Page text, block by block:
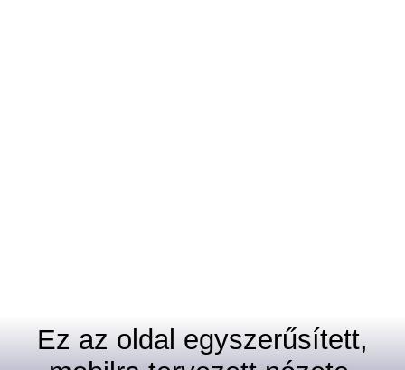
Ez az oldal egyszerűsített,